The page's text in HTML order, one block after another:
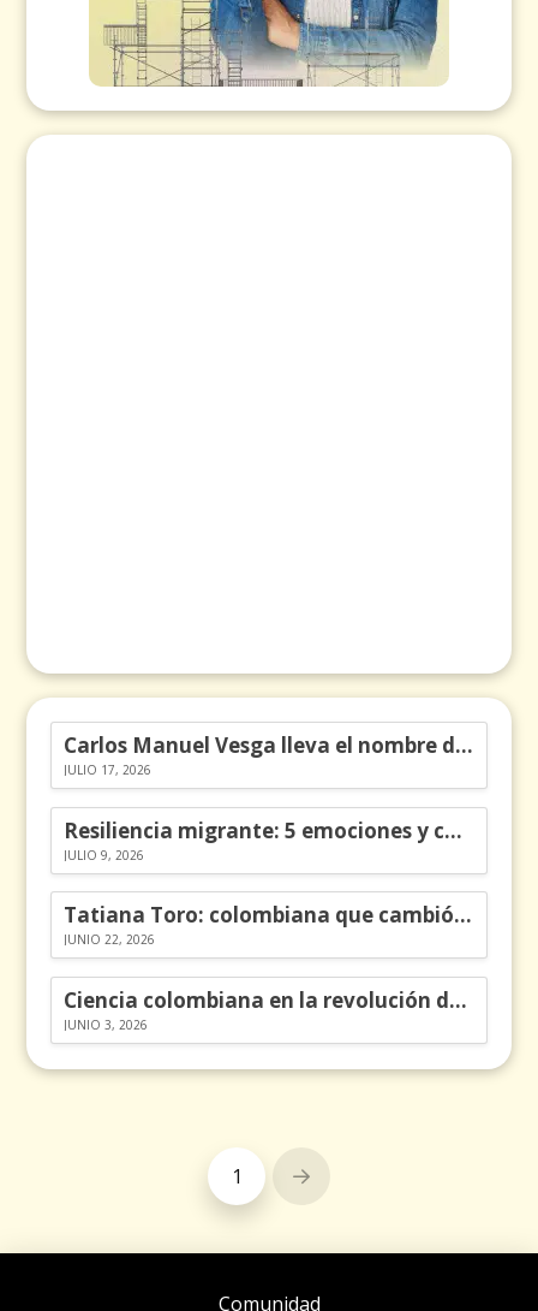
Carlos Manuel Vesga lleva el nombre de Colombia a los Emmy
JULIO 17, 2026
Resiliencia migrante: 5 emociones y cómo gestionarlas
JULIO 9, 2026
Tatiana Toro: colombiana que cambió la historia de las matemáticas
JUNIO 22, 2026
Ciencia colombiana en la revolución de los órganos en chips
JUNIO 3, 2026
1 Next
Comunidad